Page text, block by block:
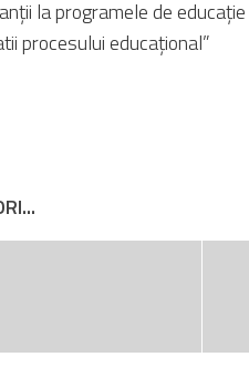
la programele de
procesului educaţional”